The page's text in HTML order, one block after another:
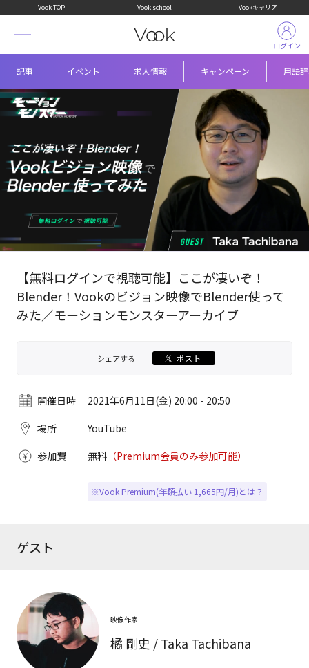
Vook TOP Vook school Vookキャリア
記事 イベント 求人情報 キャンペーン 用語
ログイン
【無料ログインで視聴可能】ここが凄いぞ！
Blender！Vookのビジョン映像でBlender使って
みた／モーションモンスターアーカイブ
シェアする ポスト
開催日時
2021年6月11日(金) 20:00 - 20:50
場所
YouTube
参加費
無料 （Premium会員のみ参加可能）
※Vook Premium(年額払い 1,665円/月)とは？
ゲスト
映像作家
橘 剛史 / Taka Tachibana